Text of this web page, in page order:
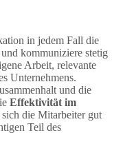
in jedem Fall die
und kommuniziere stetig
Arbeit, relevante
Unternehmens.
und die
Effektivität im
sich die Mitarbeiter gut
Teil des